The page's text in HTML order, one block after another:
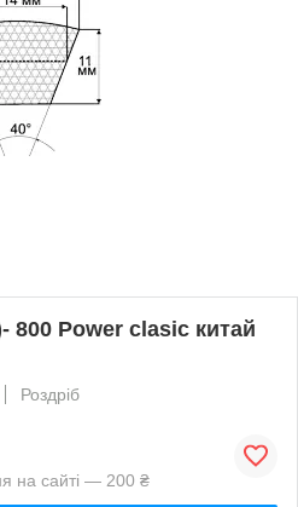
800 Power clasic китай
Роздріб
на сайті — 200 ₴